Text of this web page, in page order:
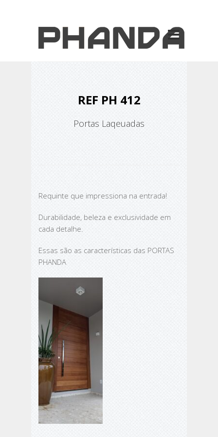
REF PH 412
Portas Laqeuadas
Requinte que impressiona na entrada!
Durabilidade, beleza e exclusividade em
cada detalhe.
Essas são as características das PORTAS
PHANDA